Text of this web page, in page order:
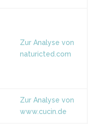
Zur Analyse von
naturicted.com
Zur Analyse von
www.cucin.de